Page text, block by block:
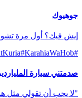
جوهيوك
إيش فيك؟ أول مرة
#
#KarahiaWaHob
صدمتني سيارة الملياردير
"لا يجب أن تقولي مثل